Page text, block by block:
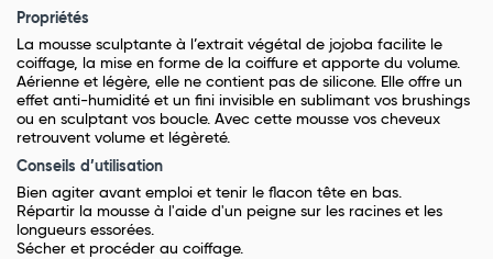
Propriétés
La mousse sculptante à l’extrait végétal de jojoba facilite le
coiffage, la mise en forme de la coiffure et apporte du volume.
Aérienne et légère, elle ne contient pas de silicone. Elle offre un
effet anti-humidité et un fini invisible en sublimant vos brushings
ou en sculptant vos boucle. Avec cette mousse vos cheveux
retrouvent volume et légèreté.
Conseils d’utilisation
Bien agiter avant emploi et tenir le flacon tête en bas.
Répartir la mousse à l'aide d'un peigne sur les racines et les
longueurs essorées.
Sécher et procéder au coiffage.